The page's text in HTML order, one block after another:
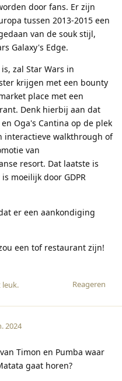
door fans. Er zijn
tussen 2013-2015 een
van de souk stijl,
Galaxy's Edge.
zal Star Wars in
krijgen met een bounty
place met een
Denk hierbij aan dat
Oga's Cantina op de plek
interactieve walkthrough of
van
resort. Dat laatste is
moeilijk door GDPR
er een aankondiging
een tof restaurant zijn!
Reageren
leuk.
2024
Timon en Pumba waar
gaat horen?